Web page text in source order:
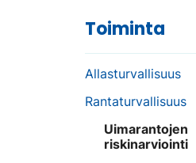
Toiminta
Allasturvallisuus
Rantaturvallisuus
Uimarantojen
riskinarviointi